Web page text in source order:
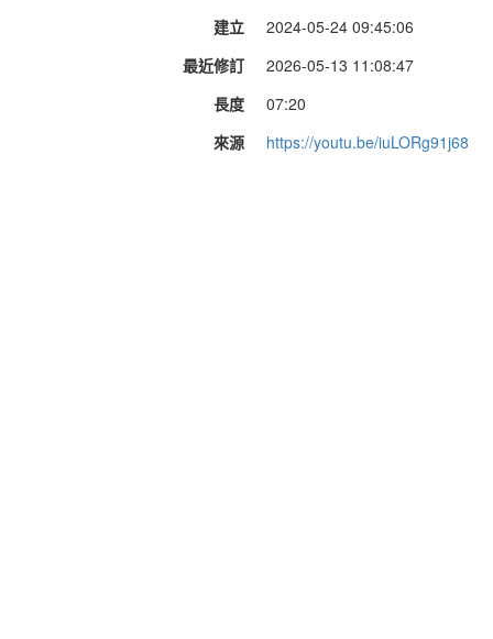
建立
2024-05-24 09:45:06
最近修訂
2026-05-13 11:08:47
長度
07:20
來源
https://youtu.be/iuLORg91j68